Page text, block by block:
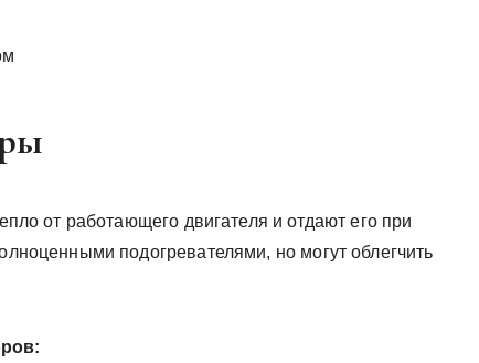
от работающего двигателя и отдают его при
подогревателями, но могут облегчить